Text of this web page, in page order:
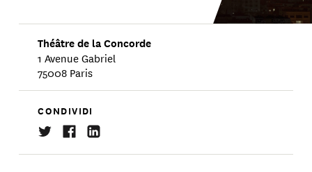
Théâtre de la Concorde
1 Avenue Gabriel
75008 Paris
CONDIVIDI